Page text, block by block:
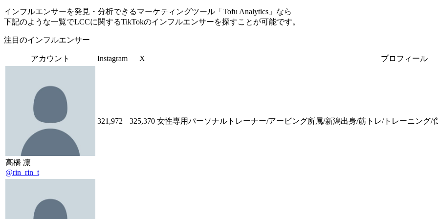
インフルエンサーを発見・分析できるマーケティングツール「Tofu Analytics」なら
下記のような一覧でLCCに関するTikTokのインフルエンサーを探すことが可能です。
注目のインフルエンサー
アカウント Instagram X プロフィール
高橋 凛
@rin_rin_t
321,972 325,370 女性専用パーソナルトレーナー/アービング所属/新潟出身/筋トレ/トレーニング/